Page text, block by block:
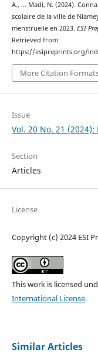
A., … Madi, N. (2024).
scolaire de la ville de
menstruelle en 2023. ESI
Retrieved from
https://esipreprints.org/
More Citation
Issue
Vol. 20 No. 21
Section
Articles
License
Copyright (c) 2024 ESI
This work is licensed
International License.
Similar Articles